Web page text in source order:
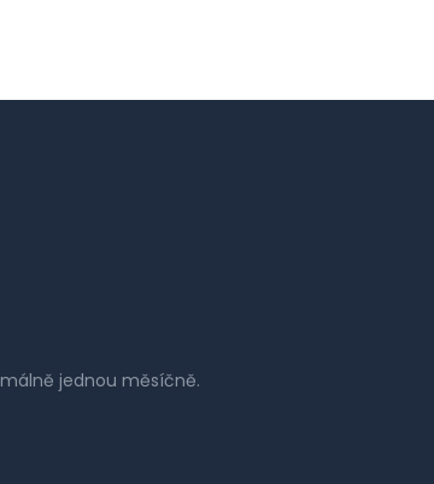
jednou měsíčně.